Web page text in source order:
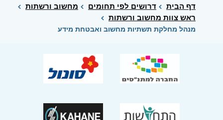
דף הבית דרושים לפי תחומים
מחשוב ורשתות
ראש צוות מחשוב ורשתות
מנהל מחלקת תשתיות מחשוב ואבטחת מידע